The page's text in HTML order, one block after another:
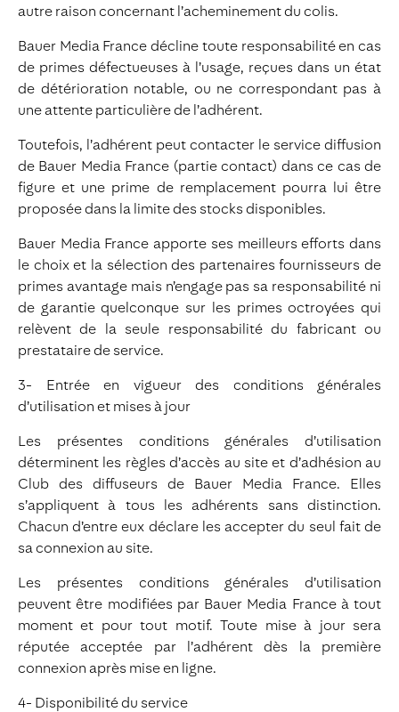
autre raison concernant l’acheminement du colis.
Bauer Media France décline toute responsabilité en cas
de primes défectueuses à l’usage, reçues dans un état
de détérioration notable, ou ne correspondant pas à
une attente particulière de l’adhérent.
Toutefois, l’adhérent peut contacter le service diffusion
de Bauer Media France (partie contact) dans ce cas de
figure et une prime de remplacement pourra lui être
proposée dans la limite des stocks disponibles.
Bauer Media France apporte ses meilleurs efforts dans
le choix et la sélection des partenaires fournisseurs de
primes avantage mais n’engage pas sa responsabilité ni
de garantie quelconque sur les primes octroyées qui
relèvent de la seule responsabilité du fabricant ou
prestataire de service.
3- Entrée en vigueur des conditions générales
d’utilisation et mises à jour
Les présentes conditions générales d’utilisation
déterminent les règles d’accès au site et d’adhésion au
Club des diffuseurs de Bauer Media France. Elles
s’appliquent à tous les adhérents sans distinction.
Chacun d’entre eux déclare les accepter du seul fait de
sa connexion au site.
Les présentes conditions générales d’utilisation
peuvent être modifiées par Bauer Media France à tout
moment et pour tout motif. Toute mise à jour sera
réputée acceptée par l’adhérent dès la première
connexion après mise en ligne.
4- Disponibilité du service